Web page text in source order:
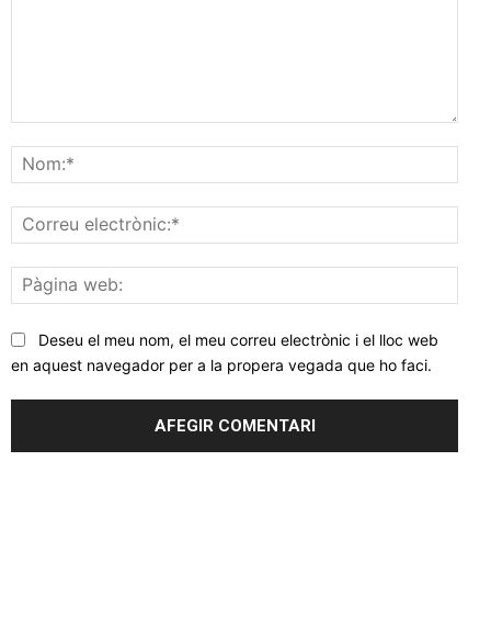
web:
Deseu el meu nom, el meu correu electrònic i el lloc web
en aquest navegador per a la propera vegada que ho faci.